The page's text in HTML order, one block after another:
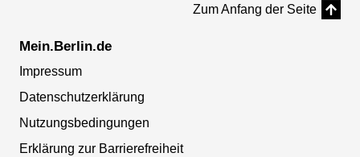
Zum Anfang der Seite
Mein.Berlin.de
Impressum
Datenschutzerklärung
Nutzungsbedingungen
Erklärung zur Barrierefreiheit